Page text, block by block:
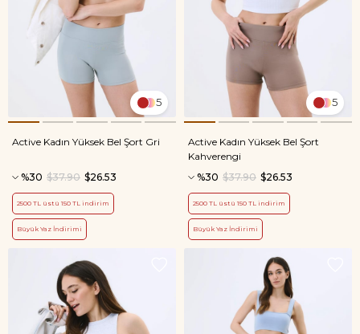
5
Active Kadın Yüksek Bel Şort Gri
%30 $26.53
$37.90
2500 TL üstü 150 TL indirim
Büyük Yaz İndirimi
5
Active Kadın Yüksek Bel Şort
Kahverengi
%30
$26.53
$37.90
2500 TL üstü 150 TL indirim
Büyük Yaz İndirimi